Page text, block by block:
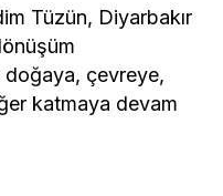
Tüzün, Diyarbakır
doğaya, çevreye,
katmaya devam